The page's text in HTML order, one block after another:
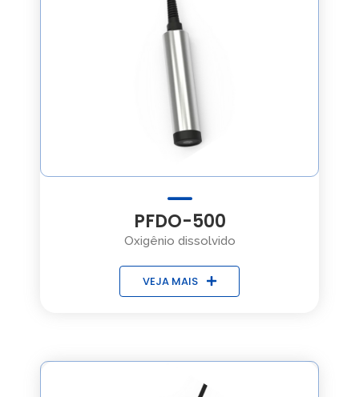
PFDO-500
Oxigênio dissolvido
VEJA MAIS